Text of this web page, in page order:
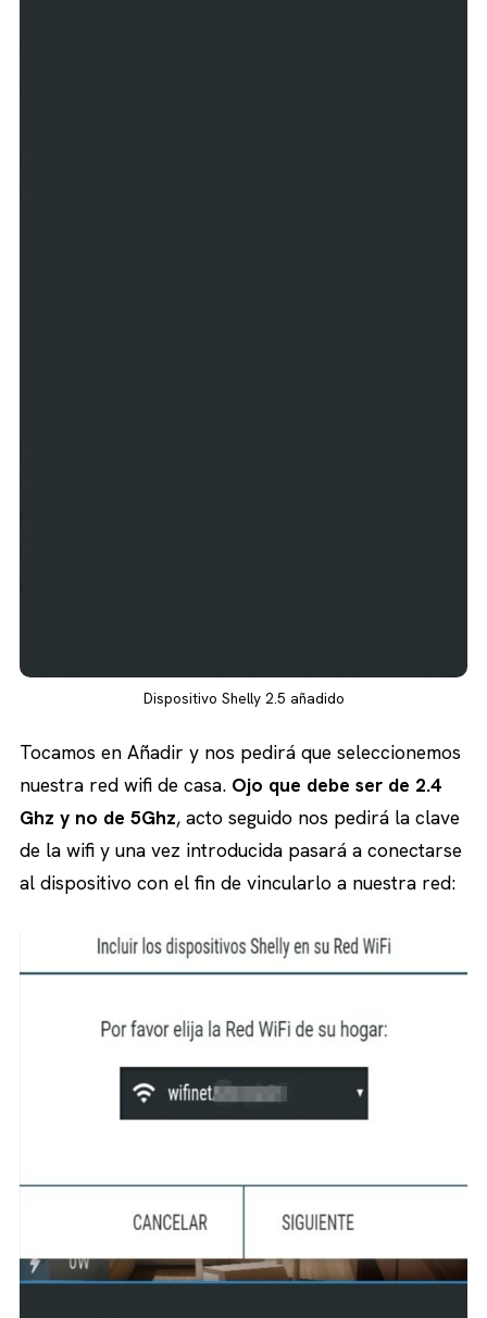
Dispositivo Shelly 2.5 añadido
Tocamos en Añadir y nos pedirá que seleccionemos
nuestra red wifi de casa. Ojo que debe ser de 2.4
Ghz y no de 5Ghz, acto seguido nos pedirá la clave
de la wifi y una vez introducida pasará a conectarse
al dispositivo con el fin de vincularlo a nuestra red: